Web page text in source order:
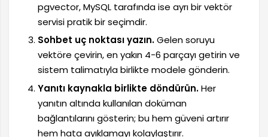
pgvector, MySQL tarafında ise ayrı bir vektör
servisi pratik bir seçimdir.
Sohbet uç noktası yazın.Gelen soruyu
vektöre çevirin, en yakın 4-6 parçayı getirin ve
sistem talimatıyla birlikte modele gönderin.
Yanıtı kaynakla birlikte döndürün.Her
yanıtın altında kullanılan doküman
bağlantılarını gösterin; bu hem güveni artırır
hem hata ayıklamayı kolaylaştırır.